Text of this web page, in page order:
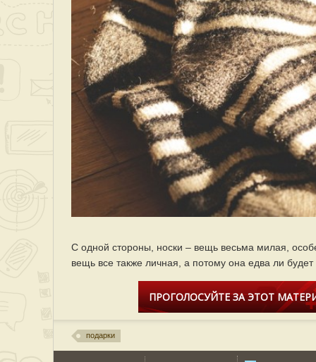
С одной стороны, носки – вещь весьма милая,
вещь все также личная, а потому она едва ли
ПРОГОЛОСУЙТЕ ЗА ЭТОТ
подарки